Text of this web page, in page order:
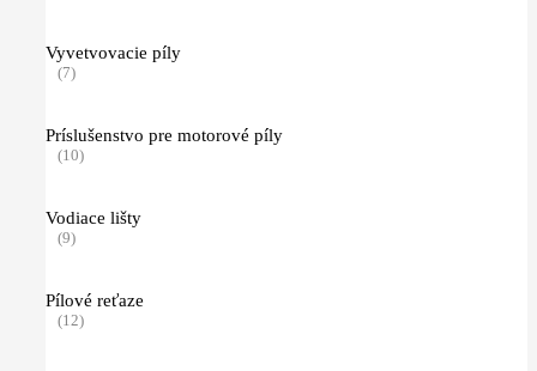
Vyvetvovacie píly
(7)
Príslušenstvo pre motorové píly
(10)
Vodiace lišty
(9)
Pílové reťaze
(12)